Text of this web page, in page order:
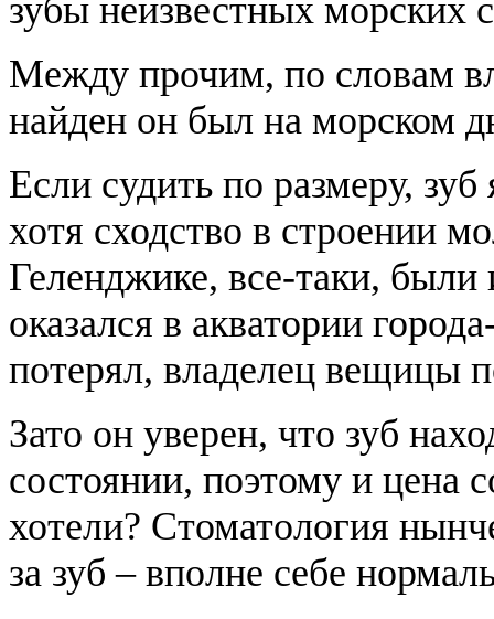
зубы неизвестных морских
Между прочим, по словам
найден он был на морском
Если судить по размеру,
хотя сходство в строении
Геленджике, все-таки,
оказался в акватории
потерял, владелец вещицы
Зато он уверен, что зуб
состоянии, поэтому и цена
хотели? Стоматология
за зуб – вполне себе